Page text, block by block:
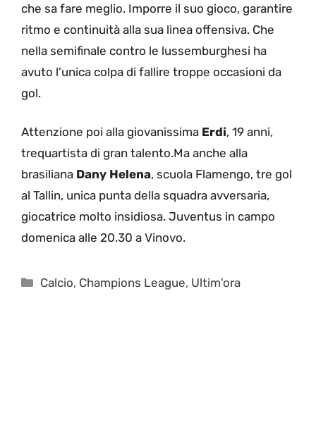
che sa fare meglio. Imporre il suo gioco, garantire
ritmo e continuità alla sua linea offensiva. Che
nella semifinale contro le lussemburghesi ha
avuto l’unica colpa di fallire troppe occasioni da
gol.
Attenzione poi alla giovanissima Erdi, 19 anni,
trequartista di gran talento.Ma anche alla
brasiliana Dany Helena, scuola Flamengo, tre gol
al Tallin, unica punta della squadra avversaria,
giocatrice molto insidiosa. Juventus in campo
domenica alle 20.30 a Vinovo.
Categorie
Calcio, Champions League, Ultim'ora